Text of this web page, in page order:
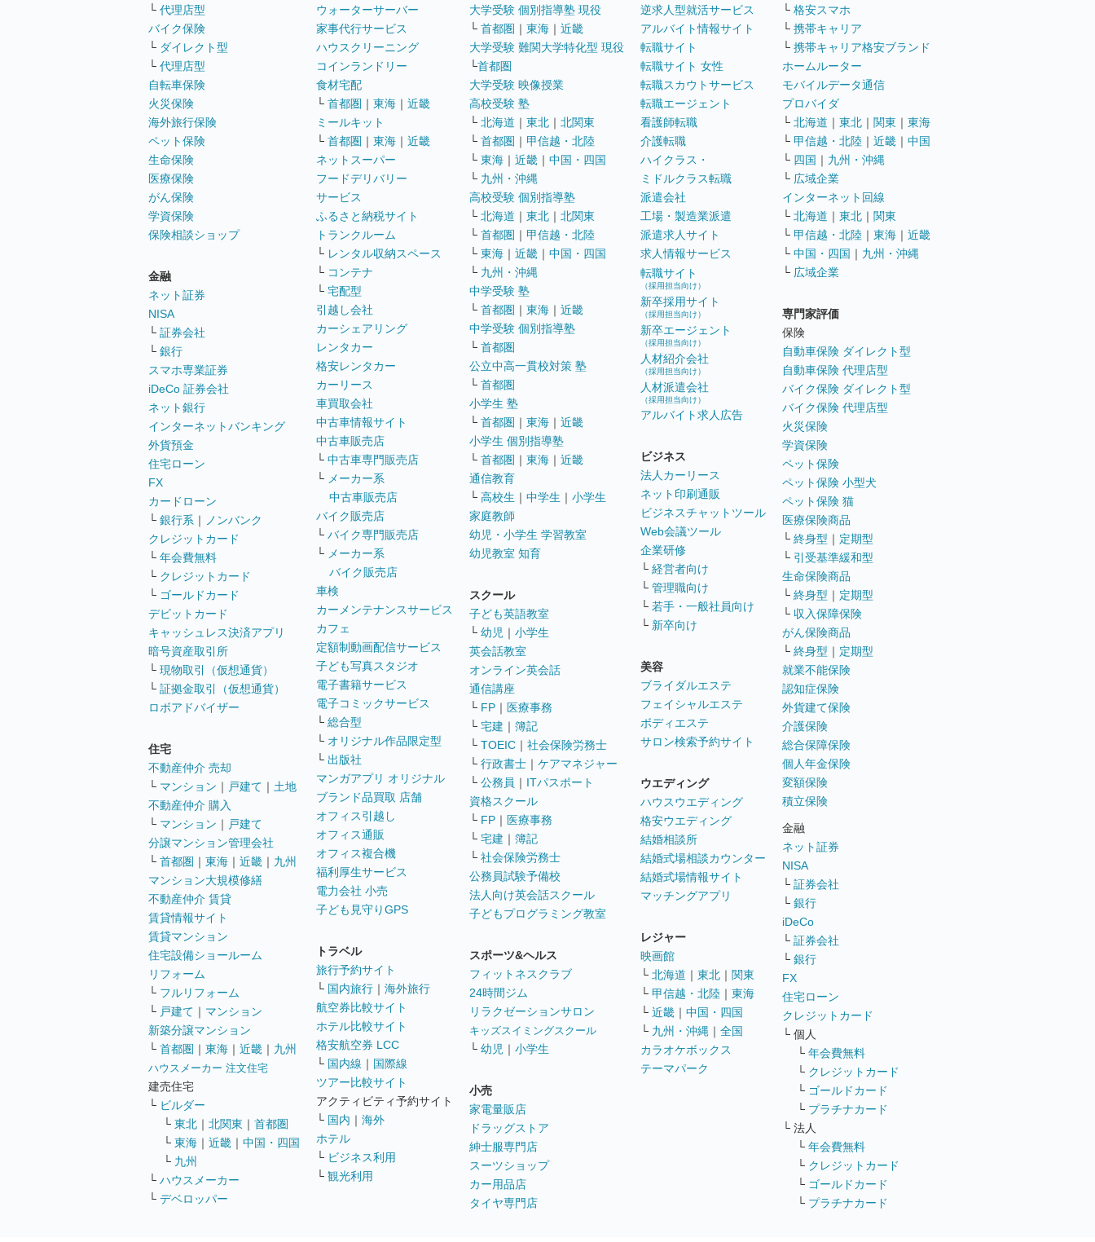
└ 代理店型
バイク保険
└ ダイレクト型
└ 代理店型
自転車保険
火災保険
海外旅行保険
ペット保険
生命保険
医療保険
がん保険
学資保険
保険相談ショップ
金融
ネット証券
NISA
└ 証券会社
└ 銀行
スマホ専業証券
iDeCo 証券会社
ネット銀行
インターネットバンキング
外貨預金
住宅ローン
FX
カードローン
└ 銀行系 ｜
ノンバンク
クレジットカード
└ 年会費無料
└ クレジットカード
└ ゴールドカード
デビットカード
キャッシュレス決済アプリ
暗号資産取引所
└ 現物取引（仮想通貨）
└ 証拠金取引（仮想通貨）
ロボアドバイザー
住宅
不動産仲介 売却
└ マンション ｜ 戸建て ｜ 土地
不動産仲介 購入
└ マンション ｜ 戸建て
分譲マンション管理会社
└ 首都圏 ｜ 東海 ｜ 近畿 ｜ 九州
マンション大規模修繕
不動産仲介 賃貸
賃貸情報サイト
賃貸マンション
住宅設備ショールーム
リフォーム
└ フルリフォーム
└ 戸建て ｜ マンション
新築分譲マンション
└ 首都圏 ｜ 東海 ｜ 近畿 ｜ 九州
ハウスメーカー 注文住宅
建売住宅
└ ビルダー
└ 東北 ｜ 北関東 ｜ 首都圏
└ 東海 ｜ 近畿 ｜ 中国・四国
└ 九州
└ ハウスメーカー
└ デベロッパー
ウォーターサーバー
家事代行サービス
ハウスクリーニング
コインランドリー
食材宅配
└ 首都圏 ｜ 東海 ｜ 近畿
ミールキット
└ 首都圏 ｜ 東海 ｜ 近畿
ネットスーパー
フードデリバリー
サービス
ふるさと納税サイト
トランクルーム
└ レンタル収納スペース
└ コンテナ
└ 宅配型
引越し会社
カーシェアリング
レンタカー
格安レンタカー
カーリース
車買取会社
中古車情報サイト
中古車販売店
└ 中古車専門販売店
└ メーカー系
中古車販売店
バイク販売店
└ バイク専門販売店
└ メーカー系
バイク販売店
車検
カーメンテナンスサービス
カフェ
定額制動画配信サービス
子ども写真スタジオ
電子書籍サービス
電子コミックサービス
└ 総合型
└ オリジナル作品限定型
└ 出版社
マンガアプリ オリジナル
ブランド品買取 店舗
オフィス引越し
オフィス通販
オフィス複合機
福利厚生サービス
電力会社 小売
子ども見守りGPS
トラベル
旅行予約サイト
└ 国内旅行 ｜ 海外旅行
航空券比較サイト
ホテル比較サイト
格安航空券 LCC
└ 国内線 ｜ 国際線
ツアー比較サイト
アクティビティ予約サイト
└ 国内 ｜ 海外
ホテル
└ ビジネス利用
└ 観光利用
大学受験 個別指導塾 現役
└ 首都圏 ｜ 東海 ｜ 近畿
大学受験 難関大学特化型 現役
└首都圏
大学受験 映像授業
高校受験 塾
└ 北海道 ｜ 東北 ｜ 北関東
└ 首都圏 ｜ 甲信越・北陸
└ 東海 ｜ 近畿 ｜ 中国・四国
└ 九州・沖縄
高校受験 個別指導塾
└ 北海道 ｜ 東北 ｜ 北関東
└ 首都圏 ｜ 甲信越・北陸
└ 東海 ｜ 近畿 ｜ 中国・四国
└ 九州・沖縄
中学受験 塾
└ 首都圏 ｜ 東海 ｜ 近畿
中学受験 個別指導塾
└ 首都圏
公立中高一貫校対策 塾
└ 首都圏
小学生 塾
└ 首都圏 ｜ 東海 ｜ 近畿
小学生 個別指導塾
└ 首都圏 ｜ 東海 ｜ 近畿
通信教育
└ 高校生 ｜ 中学生 ｜ 小学生
家庭教師
幼児・小学生 学習教室
幼児教室 知育
スクール
子ども英語教室
└ 幼児 ｜ 小学生
英会話教室
オンライン英会話
通信講座
└ FP ｜ 医療事務
└ 宅建 ｜ 簿記
└ TOEIC ｜ 社会保険労務士
└ 行政書士 ｜ ケアマネジャー
└ 公務員 ｜ ITパスポート
資格スクール
└ FP ｜ 医療事務
└ 宅建 ｜ 簿記
└ 社会保険労務士
公務員試験予備校
法人向け英会話スクール
子どもプログラミング教室
スポーツ&ヘルス
フィットネスクラブ
24時間ジム
リラクゼーションサロン
キッズスイミングスクール
└ 幼児 ｜ 小学生
小売
家電量販店
ドラッグストア
紳士服専門店
スーツショップ
カー用品店
タイヤ専門店
逆求人型就活サービス
アルバイト情報サイト
転職サイト
転職サイト 女性
転職スカウトサービス
転職エージェント
看護師転職
介護転職
ハイクラス・
ミドルクラス転職
派遣会社
工場・製造業派遣
派遣求人サイト
求人情報サービス
転職サイト
（採用担当向け）
新卒採用サイト
（採用担当向け）
新卒エージェント
（採用担当向け）
人材紹介会社
（採用担当向け）
人材派遣会社
（採用担当向け）
アルバイト求人広告
ビジネス
法人カーリース
ネット印刷通販
ビジネスチャットツール
Web会議ツール
企業研修
└ 経営者向け
└ 管理職向け
└ 若手・一般社員向け
└ 新卒向け
美容
ブライダルエステ
フェイシャルエステ
ボディエステ
サロン検索予約サイト
ウエディング
ハウスウエディング
格安ウエディング
結婚相談所
結婚式場相談カウンター
結婚式場情報サイト
マッチングアプリ
レジャー
映画館
└ 北海道 ｜ 東北 ｜ 関東
└ 甲信越・北陸 ｜ 東海
└ 近畿 ｜ 中国・四国
└ 九州・沖縄 ｜ 全国
カラオケボックス
テーマパーク
└ 格安スマホ
└ 携帯キャリア
└ 携帯キャリア格安ブランド
ホームルーター
モバイルデータ通信
プロバイダ
└ 北海道 ｜ 東北 ｜ 関東 ｜ 東海
└ 甲信越・北陸 ｜ 近畿 ｜ 中国
└ 四国 ｜ 九州・沖縄
└ 広域企業
インターネット回線
└ 北海道 ｜ 東北 ｜ 関東
└ 甲信越・北陸 ｜ 東海 ｜ 近畿
└ 中国・四国 ｜ 九州・沖縄
└ 広域企業
専門家評価
保険
自動車保険 ダイレクト型
自動車保険 代理店型
バイク保険 ダイレクト型
バイク保険 代理店型
火災保険
学資保険
ペット保険
ペット保険 小型犬
ペット保険 猫
医療保険商品
└ 終身型 ｜ 定期型
└ 引受基準緩和型
生命保険商品
└ 終身型 ｜ 定期型
└ 収入保障保険
がん保険商品
└ 終身型 ｜ 定期型
就業不能保険
認知症保険
外貨建て保険
介護保険
総合保障保険
個人年金保険
変額保険
積立保険
金融
ネット証券
NISA
└ 証券会社
└ 銀行
iDeCo
└ 証券会社
└ 銀行
FX
住宅ローン
クレジットカード
└ 個人
└ 年会費無料
└ クレジットカード
└ ゴールドカード
└ プラチナカード
└ 法人
└ 年会費無料
└ クレジットカード
└ ゴールドカード
└ プラチナカード